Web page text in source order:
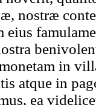
nostræ
eius
in
atque in
ea